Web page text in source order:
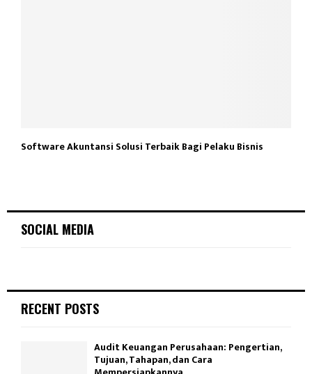
Software Akuntansi Solusi Terbaik Bagi Pelaku Bisnis
SOCIAL MEDIA
RECENT POSTS
Audit Keuangan Perusahaan: Pengertian,
Tujuan, Tahapan, dan Cara